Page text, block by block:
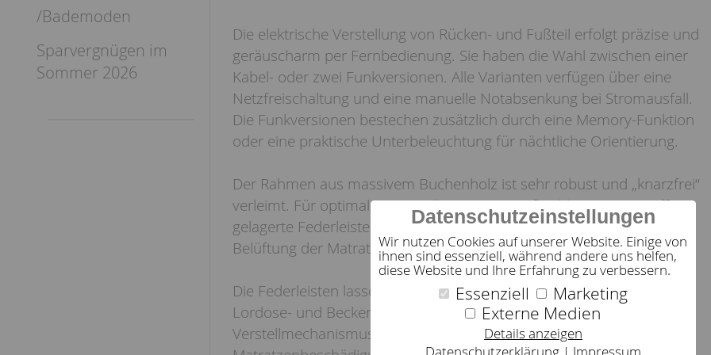
Datenschutzeinstellungen
Wir nutzen Cookies auf unserer Website. Einige von
ihnen sind essenziell, während andere uns helfen,
diese Website und Ihre Erfahrung zu verbessern.
Essenziell
Marketing
Externe Medien
Details anzeigen
Datenschutzerklärung
Impressum
/Bademoden
Sparvergnügen im
Sommer 2026
Die elektrische Verstellung von Rücken- und Fußteil erfolgt präzise und
geräuscharm per Fernbedienung. Sie haben die Wahl zwischen einer
Kabel- oder zwei Funkversionen. Alle Varianten verfügen über eine
Netzfreischaltung und eine manuelle Notabsenkung bei Stromausfall.
Die Funkversionen bestechen zusätzlich durch eine Memory-Funktion
oder eine praktische Unterbeleuchtung für nächtliche Orientierung.
Der Rahmen aus massivem Buchenholz ist sehr robust und „knarzfrei“
verleimt. Für optimale Unterstützung sorgen flexible, in Kunststoff
gelagerte Federleisten, die eine ideale Auflagefläche bieten und die
Belüftung der Matratze verbessern.
Die Federleisten lassen sich im Schulterbereich gezielt verfestigen.
Lordose- und Beckenzone sind ebenfalls präzise anpassbar. Der
Verstellmechanismus ist unterhalb der Liegefläche positioniert, was